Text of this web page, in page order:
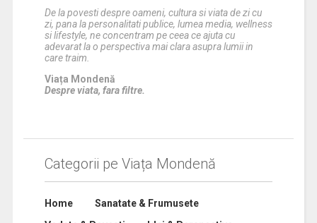
De la povesti despre oameni, cultura si viata de zi cu
zi, pana la personalitati publice, lumea media, wellness
si lifestyle, ne concentram pe ceea ce ajuta cu
adevarat la o perspectiva mai clara asupra lumii in
care traim.
Viața Mondenă
Despre viata, fara filtre.
Categorii pe Viața Mondenă
Home
Sanatate & Frumusete